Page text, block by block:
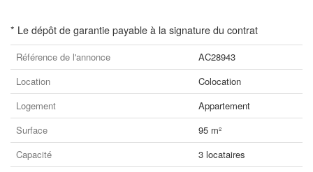
* Le dépôt de garantie payable à la signature du contrat
Référence de l'annonce
AC28943
Location
Colocation
Logement
Appartement
Surface
95 m²
Capacité
3 locataires